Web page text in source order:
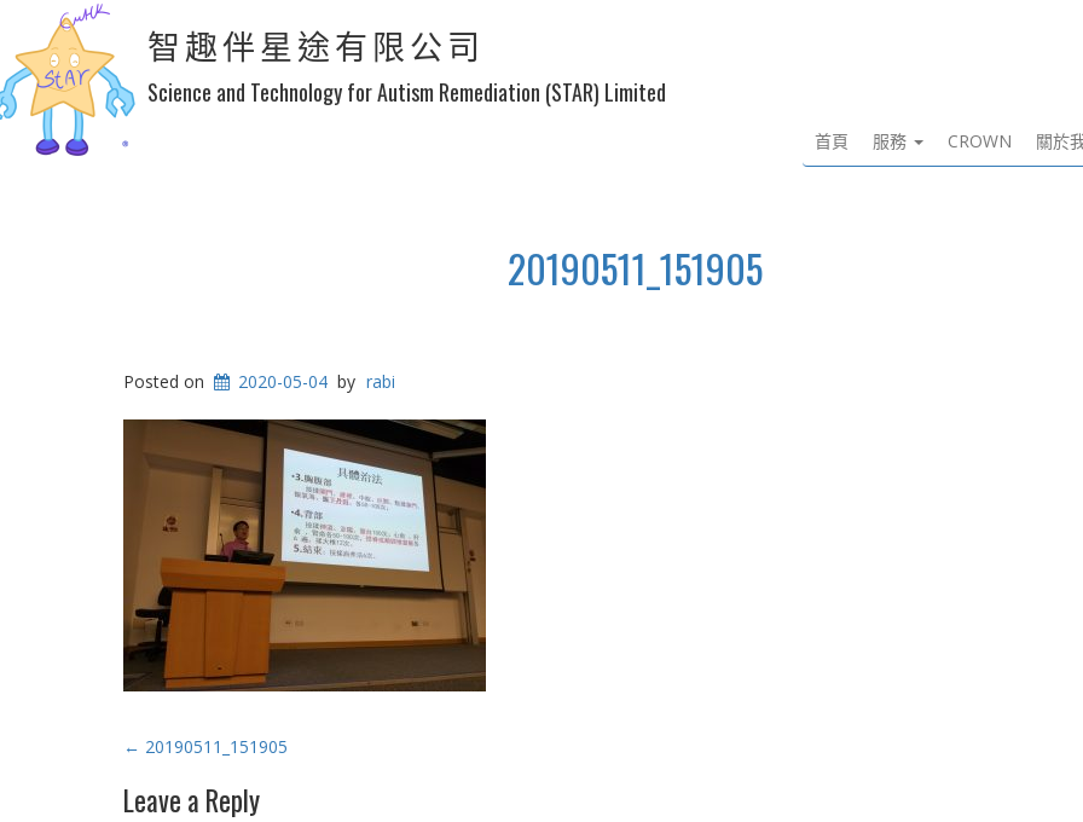
智趣伴星途有限公司
Science and Technology for Autism Remediation (STAR) Limited
首頁 服務 CROWN 關於
20190511_151905
Posted on 2020-05-04 by rabi
Post
navigation
← 20190511_151905
Leave a Reply